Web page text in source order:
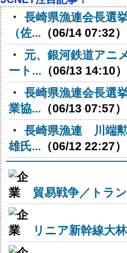
・ 長崎県漁連会長選
（佐... （06/14 07:32）
・
元、銀河鉄道アニ
ート... （06/13 14:10）
・ 長崎県漁連会長選
業協... （06/13 07:57）
・ 長崎県漁連 川端
雄氏... （06/12 22:27）
貿易戦争／トラ
リニア新幹線大